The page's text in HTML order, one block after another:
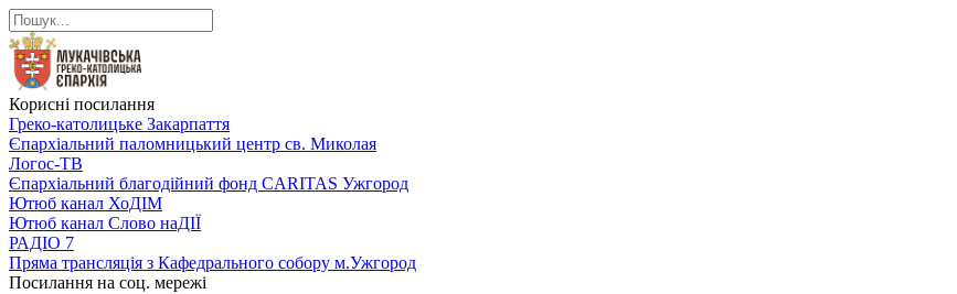
Корисні посилання
Греко-католицьке Закарпаття
Єпархіальний паломницький центр св. Миколая
Логос-ТВ
Єпархіальний благодійний фонд CARITAS Ужгород
Ютюб канал ХоДІМ
Ютюб канал Слово наДІЇ
РАДІО 7
Пряма трансляція з Кафедрального собору м.Ужгород
Посилання на соц. мережі